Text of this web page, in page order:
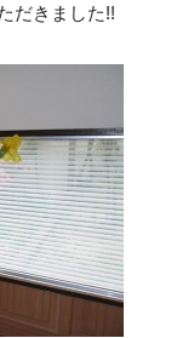
だきました!!